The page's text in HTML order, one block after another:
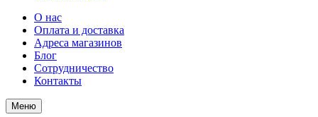
О нас
Оплата и доставка
Адреса магазинов
Блог
Сотрудничество
Контакты
Меню